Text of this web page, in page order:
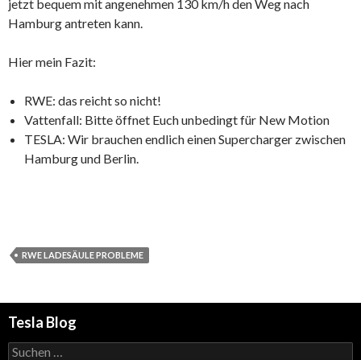
jetzt bequem mit angenehmen 130 km/h den Weg nach
Hamburg antreten kann.
Hier mein Fazit:
RWE: das reicht so nicht!
Vattenfall: Bitte öffnet Euch unbedingt für New Motion
TESLA: Wir brauchen endlich einen Supercharger zwischen
Hamburg und Berlin.
RWE LADESÄULE PROBLEME
Tesla Blog
Suchen